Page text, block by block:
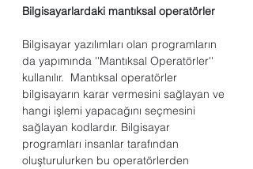
Bilgisayarlardaki mantıksal operatörler
Bilgisayar yazılımları olan programların
da yapımında ''Mantıksal Operatörler''
kullanılır.  Mantıksal operatörler
bilgisayarın karar vermesini sağlayan ve
hangi işlemi yapacağını seçmesini
sağlayan kodlardır. Bilgisayar
programları insanlar tarafından
oluşturulurken bu operatörlerden